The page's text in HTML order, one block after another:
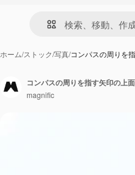
ホーム/ストック/写真/コンパスの周りを
コンパスの周りを指す矢印の上
magnific